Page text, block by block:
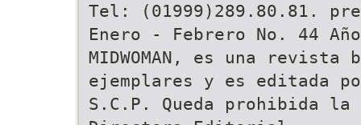
Tel: (01999)289.80.81.
Enero - Febrero No. 44
MIDWOMAN, es una
ejemplares y es editada
S.C.P. Queda prohibida